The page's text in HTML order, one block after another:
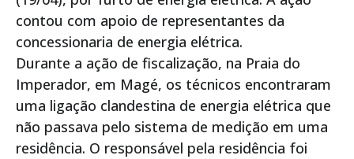
contou com apoio de representantes da
concessionaria de energia elétrica.
Durante a ação de fiscalização, na Praia do
Imperador, em Magé, os técnicos encontraram
uma ligação clandestina de energia elétrica que
não passava pelo sistema de medição em uma
residência. O responsável pela residência foi